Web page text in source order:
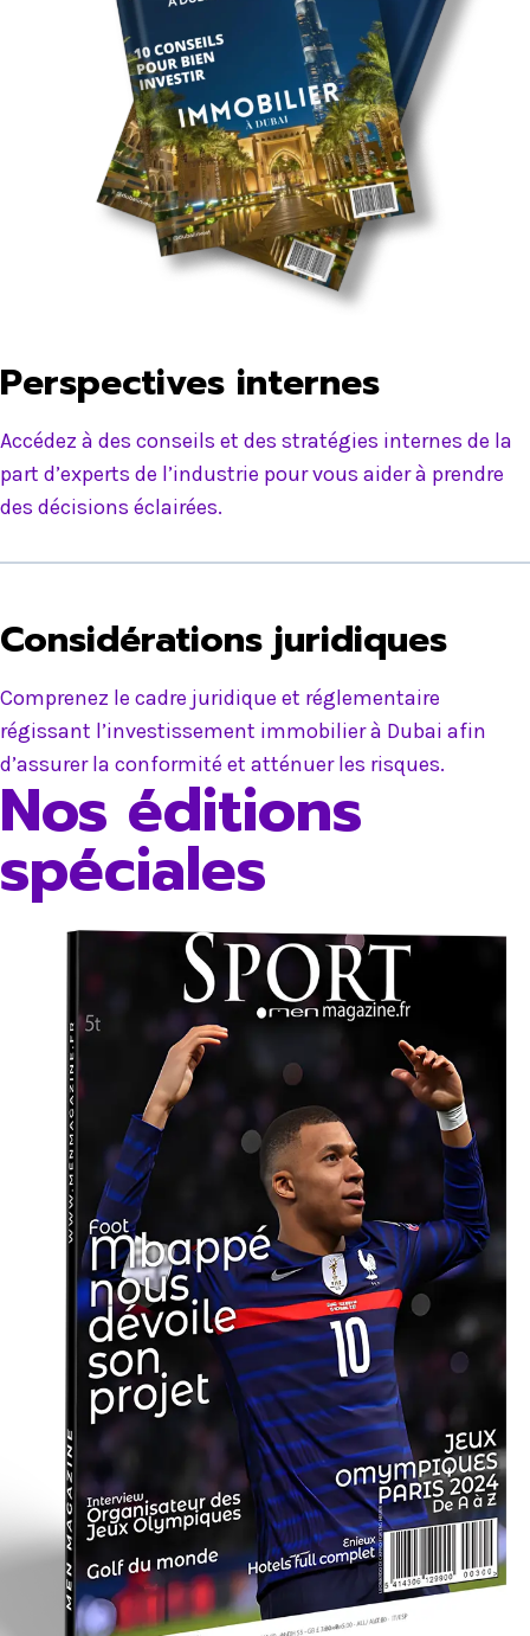
Perspectives internes
Accédez à des conseils et des stratégies internes de la
part d’experts de l’industrie pour vous aider à prendre
des décisions éclairées.
Considérations juridiques
Comprenez le cadre juridique et réglementaire
régissant l’investissement immobilier à Dubai afin
d’assurer la conformité et atténuer les risques.
Nos éditions
spéciales